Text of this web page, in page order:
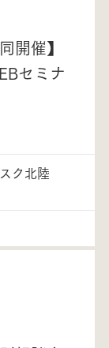
開催】
セミナ
ク北陸